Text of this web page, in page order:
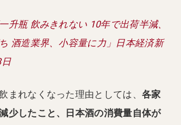
升瓶 飲みきれない 10年で出荷半減、
酒造業界、小容量に力」日本経済新
まれなくなった理由としては、各家
少したこと、日本酒の消費量自体が